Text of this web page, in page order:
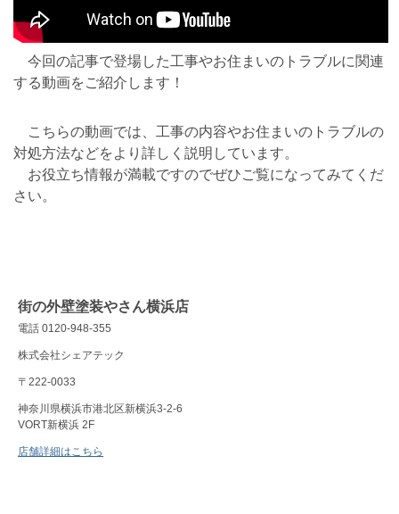
今回の記事で登場した工事やお住まいのトラブルに関連
する動画をご紹介します！
こちらの動画では、工事の内容やお住まいのトラブルの
対処方法などをより詳しく説明しています。
お役立ち情報が満載ですのでぜひご覧になってみてくだ
さい。
街の外壁塗装やさん横浜店
電話 0120-948-355
株式会社シェアテック
〒222-0033
神奈川県横浜市港北区新横浜3-2-6
VORT新横浜 2F
店舗詳細はこちら